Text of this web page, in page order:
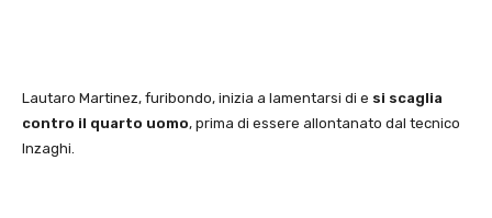
Lautaro Martinez, furibondo, inizia a lamentarsi di e si scaglia
contro il quarto uomo, prima di essere allontanato dal tecnico
Inzaghi.